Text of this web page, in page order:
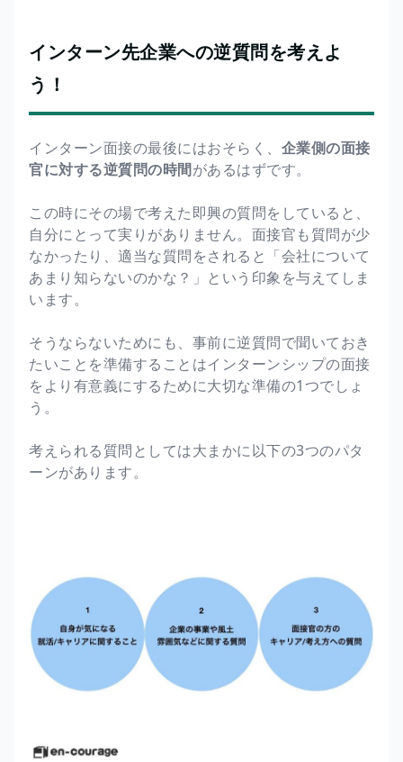
インターン先企業への逆質問を考えよ
う！
インターン面接の最後にはおそらく、 企業側の面接
官に対する逆質問の時間があるはずです。
この時にその場で考えた即興の質問をしていると、
自分にとって実りがありません。面接官も質問が少
なかったり、適当な質問をされると「会社について
あまり知らないのかな？」という印象を与えてしま
います。
そうならないためにも、事前に逆質問で聞いておき
たいことを準備することはインターンシップの面接
をより有意義にするために大切な準備の1つでしょ
う。
考えられる質問としては大まかに以下の3つのパタ
ーンがあります。